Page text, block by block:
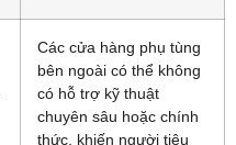
Các cửa hàng phụ tùng
bên ngoài có thể không
có hỗ trợ kỹ thuật
chuyên sâu hoặc chính
thức, khiến người tiêu